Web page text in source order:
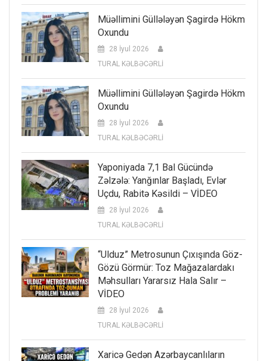
Müəllimini Güllələyən Şagirdə Hökm
Oxundu
28 İyul 2026
TURAL KƏLBƏCƏRLİ
Müəllimini Güllələyən Şagirdə Hökm
Oxundu
28 İyul 2026
TURAL KƏLBƏCƏRLİ
Yaponiyada 7,1 Bal Gücündə
Zəlzələ: Yanğınlar Başladı, Evlər
Uçdu, Rabitə Kəsildi – VİDEO
28 İyul 2026
TURAL KƏLBƏCƏRLİ
“Ulduz” Metrosunun Çıxışında Göz-
Gözü Görmür: Toz Mağazalardakı
Məhsulları Yararsız Hala Salır –
VİDEO
28 İyul 2026
TURAL KƏLBƏCƏRLİ
Xaricə Gedən Azərbaycanlıların